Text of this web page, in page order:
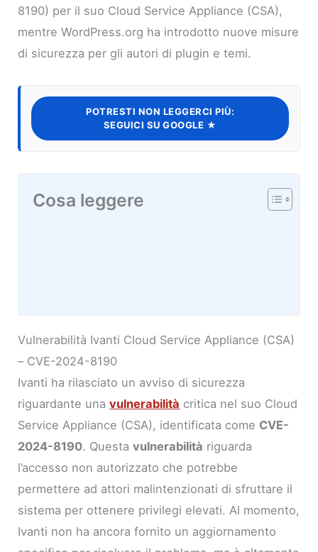
8190) per il suo Cloud Service Appliance (CSA),
mentre WordPress.org ha introdotto nuove misure
di sicurezza per gli autori di plugin e temi.
POTRESTI NON LEGGERCI PIÙ:
SEGUICI SU GOOGLE ★
Cosa leggere
Vulnerabilità Ivanti Cloud Service Appliance (CSA)
– CVE-2024-8190
Ivanti ha rilasciato un avviso di sicurezza
riguardante unavulnerabilità critica nel suo Cloud
Service Appliance (CSA), identificata come CVE-
2024-8190. Questavulnerabilità riguarda
l’accesso non autorizzato che potrebbe
permettere ad attori malintenzionati di sfruttare il
sistema per ottenere privilegi elevati. Al momento,
Ivanti non ha ancora fornito un aggiornamento